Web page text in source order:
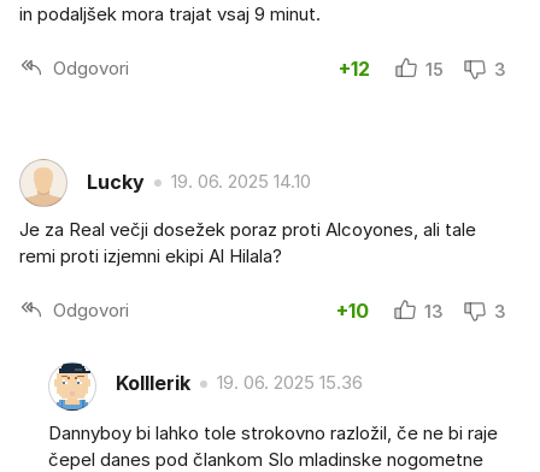
in podaljšek mora trajat vsaj 9 minut.
Odgovori +12 15 3
Lucky 19. 06. 2025 14.10
Je za Real večji dosežek poraz proti Alcoyones, ali tale
remi proti izjemni ekipi Al Hilala?
Odgovori +10 13 3
Kolllerik 19. 06. 2025 15.36
Dannyboy bi lahko tole strokovno razložil, če ne bi raje
čepel danes pod člankom Slo mladinske nogometne